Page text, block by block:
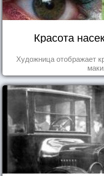
Красота
Художница отображает